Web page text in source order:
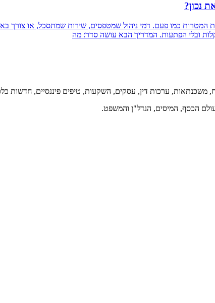
נכון?
כמו פעם. דמי ניהול שמטפסים, שירות שמתסכל, או צורך
ובלי הפתעות. המדריך הבא עושה סדר: מה
משכנתאות, ערכות דין, עסקים, השקעות, טיפים פיננסיים, חדשות
הכסף, המיסים, הנדל"ן והמשפט.